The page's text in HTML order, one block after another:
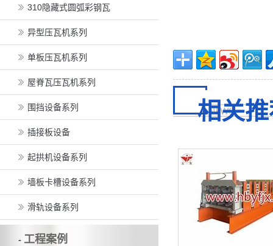
相关
310隐藏式圆弧彩钢瓦
异型压瓦机系列
单板压瓦机系列
屋脊瓦压瓦机系列
围挡设备系列
插接板设备
起拱机设备系列
墙板卡槽设备系列
滑轨设备系列
- 工程案例